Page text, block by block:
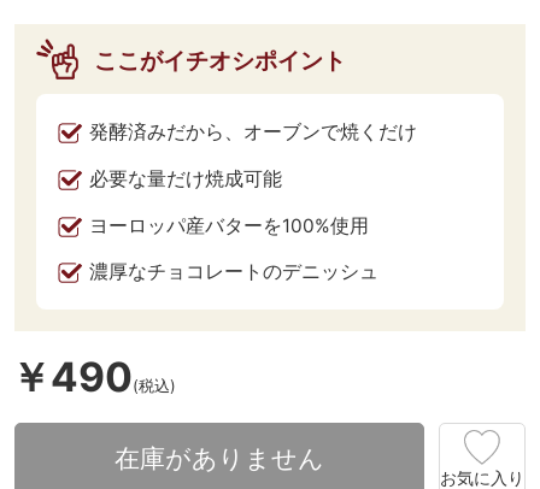
ここがイチオシポイント
発酵済みだから、オーブンで焼くだけ
必要な量だけ焼成可能
ヨーロッパ産バターを100%使用
濃厚なチョコレートのデニッシュ
￥490(税込)
在庫がありません
お気に入り